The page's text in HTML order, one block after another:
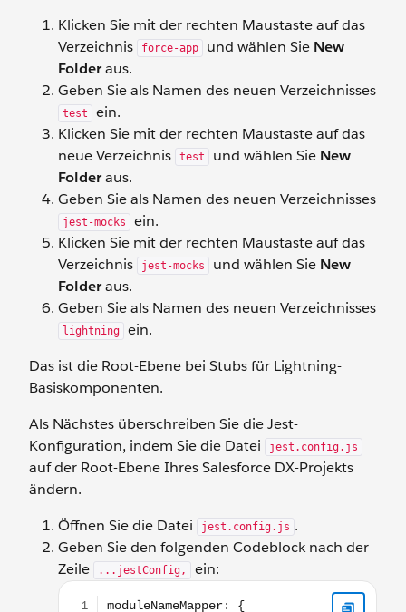
Klicken Sie mit der rechten Maustaste auf das
Verzeichnis
force-app und wählen Sie New
Folderaus.
Geben Sie als Namen des neuen Verzeichnisses
test
ein.
Klicken Sie mit der rechten Maustaste auf das
neue Verzeichnis
test und wählen Sie New
Folderaus.
Geben Sie als Namen des neuen Verzeichnisses
jest-mocks
ein.
Klicken Sie mit der rechten Maustaste auf das
Verzeichnis
jest-mocks und wählen Sie New
Folderaus.
Geben Sie als Namen des neuen Verzeichnisses
lightning
ein.
Das ist die Root-Ebene bei Stubs für Lightning-
Basiskomponenten.
Als Nächstes überschreiben Sie die Jest-
Konfiguration, indem Sie die Datei
jest.config.js
auf der Root-Ebene Ihres Salesforce DX-Projekts
ändern.
Öffnen Sie die Datei
jest.config.js .
Geben Sie den folgenden Codeblock nach der
Zeile
...jestConfig,
ein:
moduleNameMapper: { '^lightning/button$':